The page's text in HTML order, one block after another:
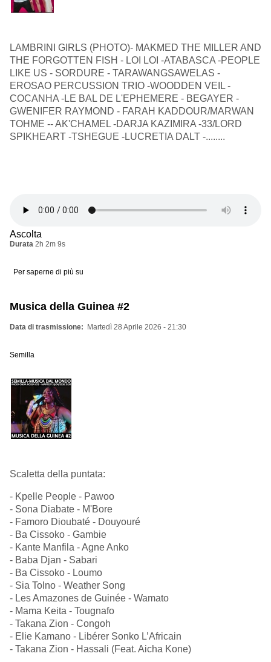
LAMBRINI GIRLS (PHOTO)- MAKMED THE MILLER AND
THE FORGOTTEN FISH - LOI LOI -ATABASCA -PEOPLE
LIKE US - SORDURE - TARAWANGSAWELAS -
EROSAO PERCUSSION TRIO -WOODDEN VEIL -
COCANHA -LE BAL DE L'EPHEMERE - BEGAYER -
GWENIFER RAYMOND - FARAH KADDOUR/MARWAN
TOHME -- AK'CHAMEL -DARJA KAZIMIRA -33/LORD
SPIKHEART -TSHEGUE -LUCRETIA DALT -........
Ascolta
Durata 2h 2m 9s
Per saperne di più su
OUT
VVSION
Musica della Guinea #2
Data di trasmissione Martedì 28 Aprile 2026 - 21:30
Semilla
Scaletta della puntata:
- Kpelle People - Pawoo
- Sona Diabate - M'Bore
- Famoro Dioubaté - Douyouré
- Ba Cissoko - Gambie
- Kante Manfila - Agne Anko
- Baba Djan - Sabari
- Ba Cissoko - Loumo
- Sia Tolno - Weather Song
- Les Amazones de Guinée - Wamato
- Mama Keita - Tougnafo
- Takana Zion - Congoh
- Elie Kamano - Libérer Sonko L’Africain
- Takana Zion - Hassali (Feat. Aicha Kone)